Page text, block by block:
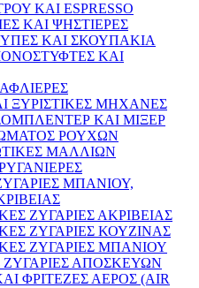
ΚΑΙ ESPRESSO
ΚΑΙ ΨΗΣΤΙΕΡΕΣ
ΚΑΙ ΣΚΟΥΠΑΚΙΑ
ΚΑΙ
ΞΥΡΙΣΤΙΚΕΣ ΜΗΧΑΝΕΣ
ΚΑΙ ΜΙΞΕΡ
ΡΟΥΧΩΝ
ΜΑΛΛΙΩΝ
ΜΠΑΝΙΟΥ,
ΖΥΓΑΡΙΕΣ ΑΚΡΙΒΕΙΑΣ
ΖΥΓΑΡΙΕΣ ΚΟΥΖΙΝΑΣ
ΖΥΓΑΡΙΕΣ ΜΠΑΝΙΟΥ
ΑΠΟΣΚΕΥΩΝ
ΦΡΙΤΕΖΕΣ ΑΕΡΟΣ (AIR